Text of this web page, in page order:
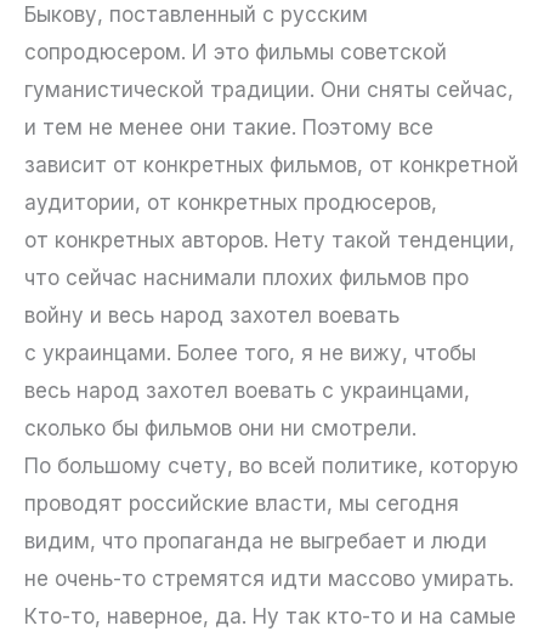
Быкову, поставленный с русским
сопродюсером. И это фильмы советской
гуманистической традиции. Они сняты сейчас,
и тем не менее они такие. Поэтому все
зависит от конкретных фильмов, от конкретной
аудитории, от конкретных продюсеров,
от конкретных авторов. Нету такой тенденции,
что сейчас наснимали плохих фильмов про
войну и весь народ захотел воевать
с украинцами. Более того, я не вижу, чтобы
весь народ захотел воевать с украинцами,
сколько бы фильмов они ни смотрели.
По большому счету, во всей политике, которую
проводят российские власти, мы сегодня
видим, что пропаганда не выгребает и люди
не очень-то стремятся идти массово умирать.
Кто-то, наверное, да. Ну так кто-то и на самые